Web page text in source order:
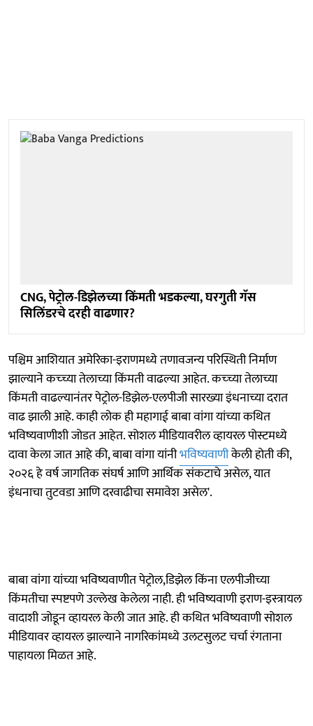
CNG, पेट्रोल-डिझेलच्या किंमती भडकल्या, घरगुती गॅस
सिलिंडरचे दरही वाढणार?
पश्चिम आशियात अमेरिका-इराणमध्ये तणावजन्य परिस्थिती निर्माण
झाल्याने कच्च्या तेलाच्या किंमती वाढल्या आहेत. कच्च्या तेलाच्या
किंमती वाढल्यानंतर पेट्रोल-डिझेल-एलपीजी सारख्या इंधनाच्या दरात
वाढ झाली आहे. काही लोक ही महागाई बाबा वांगा यांच्या कथित
भविष्यवाणीशी जोडत आहेत. सोशल मीडियावरील व्हायरल पोस्टमध्ये
दावा केला जात आहे की, बाबा वांगा यांनीभविष्यवाणीकेली होती की,
२०२६ हे वर्ष जागतिक संघर्ष आणि आर्थिक संकटाचे असेल, यात
इंधनाचा तुटवडा आणि दरवाढीचा समावेश असेल'.
बाबा वांगा यांच्या भविष्यवाणीत पेट्रोल,डिझेल किंना एलपीजीच्या
किंमतीचा स्पष्टपणे उल्लेख केलेला नाही. ही भविष्यवाणी इराण-इस्त्रायल
वादाशी जोडून व्हायरल केली जात आहे. ही कथित भविष्यवाणी सोशल
मीडियावर व्हायरल झाल्याने नागरिकांमध्ये उलटसुलट चर्चा रंगताना
पाहायला मिळत आहे.